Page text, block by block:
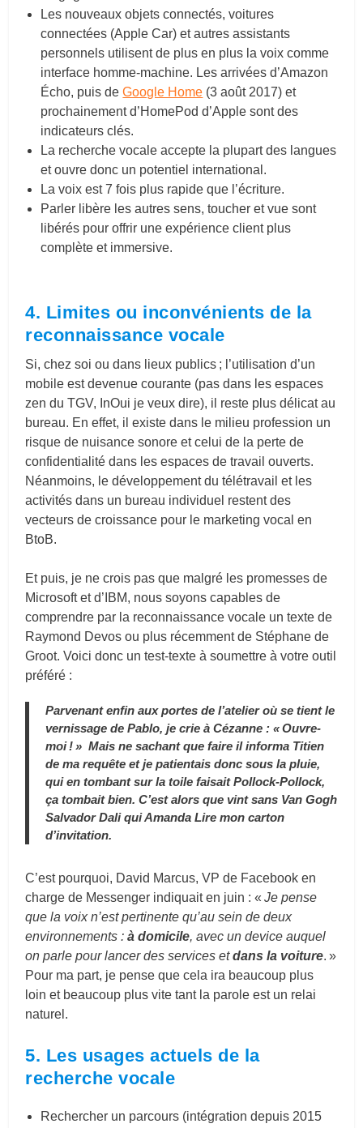
Les nouveaux objets connectés, voitures
connectées (Apple Car) et autres assistants
personnels utilisent de plus en plus la voix comme
interface homme-machine. Les arrivées d’Amazon
Écho, puis deGoogle Home (3 août 2017) et
prochainement d’HomePod d’Apple sont des
indicateurs clés.
La recherche vocale accepte la plupart des langues
et ouvre donc un potentiel international.
La voix est 7 fois plus rapide que l’écriture.
Parler libère les autres sens, toucher et vue sont
libérés pour offrir une expérience client plus
complète et immersive.
4. Limites ou inconvénients de la
reconnaissance vocale
Si, chez soi ou dans lieux publics ; l’utilisation d’un
mobile est devenue courante (pas dans les espaces
zen du TGV, InOui je veux dire), il reste plus délicat au
bureau. En effet, il existe dans le milieu profession un
risque de nuisance sonore et celui de la perte de
confidentialité dans les espaces de travail ouverts.
Néanmoins, le développement du télétravail et les
activités dans un bureau individuel restent des
vecteurs de croissance pour le marketing vocal en
BtoB.
Et puis, je ne crois pas que malgré les promesses de
Microsoft et d’IBM, nous soyons capables de
comprendre par la reconnaissance vocale un texte de
Raymond Devos ou plus récemment de Stéphane de
Groot. Voici donc un test-texte à soumettre à votre outil
préféré :
Parvenant enfin aux portes de l’atelier où se tient le
vernissage de Pablo, je crie àCézanne : « Ouvre-
moi! » Mais ne sachant que faire ilinforma Titien
de ma requête et je patientais donc sous la pluie,
qui en tombant sur la toile faisaitPollock-Pollock,
ça tombait bien.C’est alors que vint sans Van Gogh
Salvador Dali quiAmanda Lire mon carton
d’invitation.
C’est pourquoi, David Marcus, VP de Facebook en
charge de Messenger indiquait en juin : «Je pense
que la voix n’est pertinente qu’au sein de deux
environnements : à domicile, avec un device auquel
on parle pour lancer des services etdans la voiture. »
Pour ma part, je pense que cela ira beaucoup plus
loin et beaucoup plus vite tant la parole est un relai
naturel.
5. Les usages actuels de la
recherche vocale
Rechercher un parcours (intégration depuis 2015